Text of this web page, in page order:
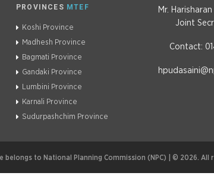
PROVINCES MTEF
Koshi Province
Madhesh Province
Bagmati Province
Gandaki Province
Lumbini Province
Karnali Province
Sudurpashchim Province
Mr.
Joint
Contact:
belongs to National Planning Commission (NPC) | © 2026. All